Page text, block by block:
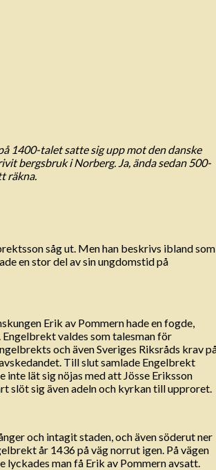
1400-talet satte sig upp mot den danske
bergsbruk i Norberg. Ja, ända sedan 500-
räkna.
såg ut. Men han beskrivs ibland som
en stor del av sin ungdomstid på
Erik av Pommern hade en fogde,
valdes som talesman för
och även Sveriges Riksråds krav
Till slut samlade Engelbrekt
inte lät sig nöjas med att Jösse Eriksson
slöt sig även adeln och kyrkan till upproret.
och intagit staden, och även söderut ner
år 1436 på väg norrut igen. På vägen
lyckades man få Erik av Pommern avsatt.